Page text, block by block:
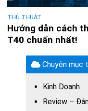
THỦ THUẬT
Hướng dẫn cách
T40 chuẩn nhất!
Chuyên mục
Kinh Doanh
Review –